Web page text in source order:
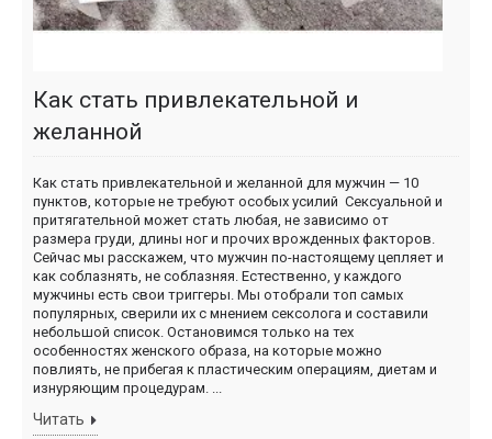
Как стать привлекательной и
желанной
Как стать привлекательной и желанной для мужчин — 10
пунктов, которые не требуют особых усилий Сексуальной и
притягательной может стать любая, не зависимо от
размера груди, длины ног и прочих врожденных факторов.
Сейчас мы расскажем, что мужчин по-настоящему цепляет и
как соблазнять, не соблазняя. Естественно, у каждого
мужчины есть свои триггеры. Мы отобрали топ самых
популярных, сверили их с мнением сексолога и составили
небольшой список. Остановимся только на тех
особенностях женского образа, на которые можно
повлиять, не прибегая к пластическим операциям, диетам и
изнуряющим процедурам. ...
Читать